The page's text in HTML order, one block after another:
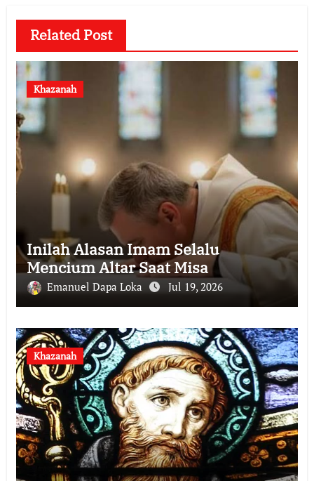
Related Post
Khazanah
Inilah Alasan Imam Selalu
Mencium Altar Saat Misa
Emanuel Dapa Loka Jul 19, 2026
Khazanah